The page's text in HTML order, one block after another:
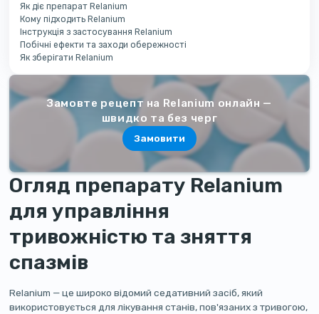
Огляд препарату Relanium
для управління
тривожністю та зняття
спазмів
Relanium — це широко відомий седативний засіб, який
використовується для лікування станів, пов'язаних з тривогою,
Як діє препарат Relanium
Кому підходить Relanium
Інструкція з застосування Relanium
Побічні ефекти та заходи обережності
Як зберігати Relanium
Замовте рецепт на Relanium онлайн —
швидко та без черг
Замовити